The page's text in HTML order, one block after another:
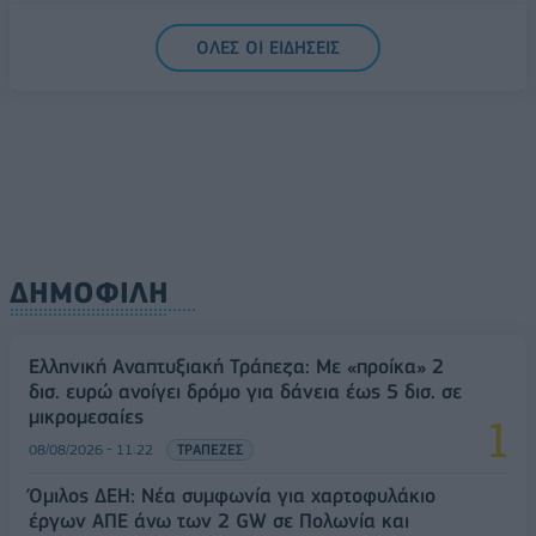
5G παντού, 6G στον ορίζοντα: Πού βρίσκεται η
Ελλάδα στη μεγάλη τεχνολογική μετάβαση
ΟΛΕΣ ΟΙ ΕΙΔΗΣΕΙΣ
ΔΗΜΟΦΙΛΗ
Ελληνική Αναπτυξιακή Τράπεζα: Με «προίκα» 2
δισ. ευρώ ανοίγει δρόμο για δάνεια έως 5 δισ. σε
μικρομεσαίες
08/08/2026 - 11:22 ΤΡΑΠΕΖΕΣ
Όμιλος ΔΕΗ: Νέα συμφωνία για χαρτοφυλάκιο
έργων ΑΠΕ άνω των 2 GW σε Πολωνία και